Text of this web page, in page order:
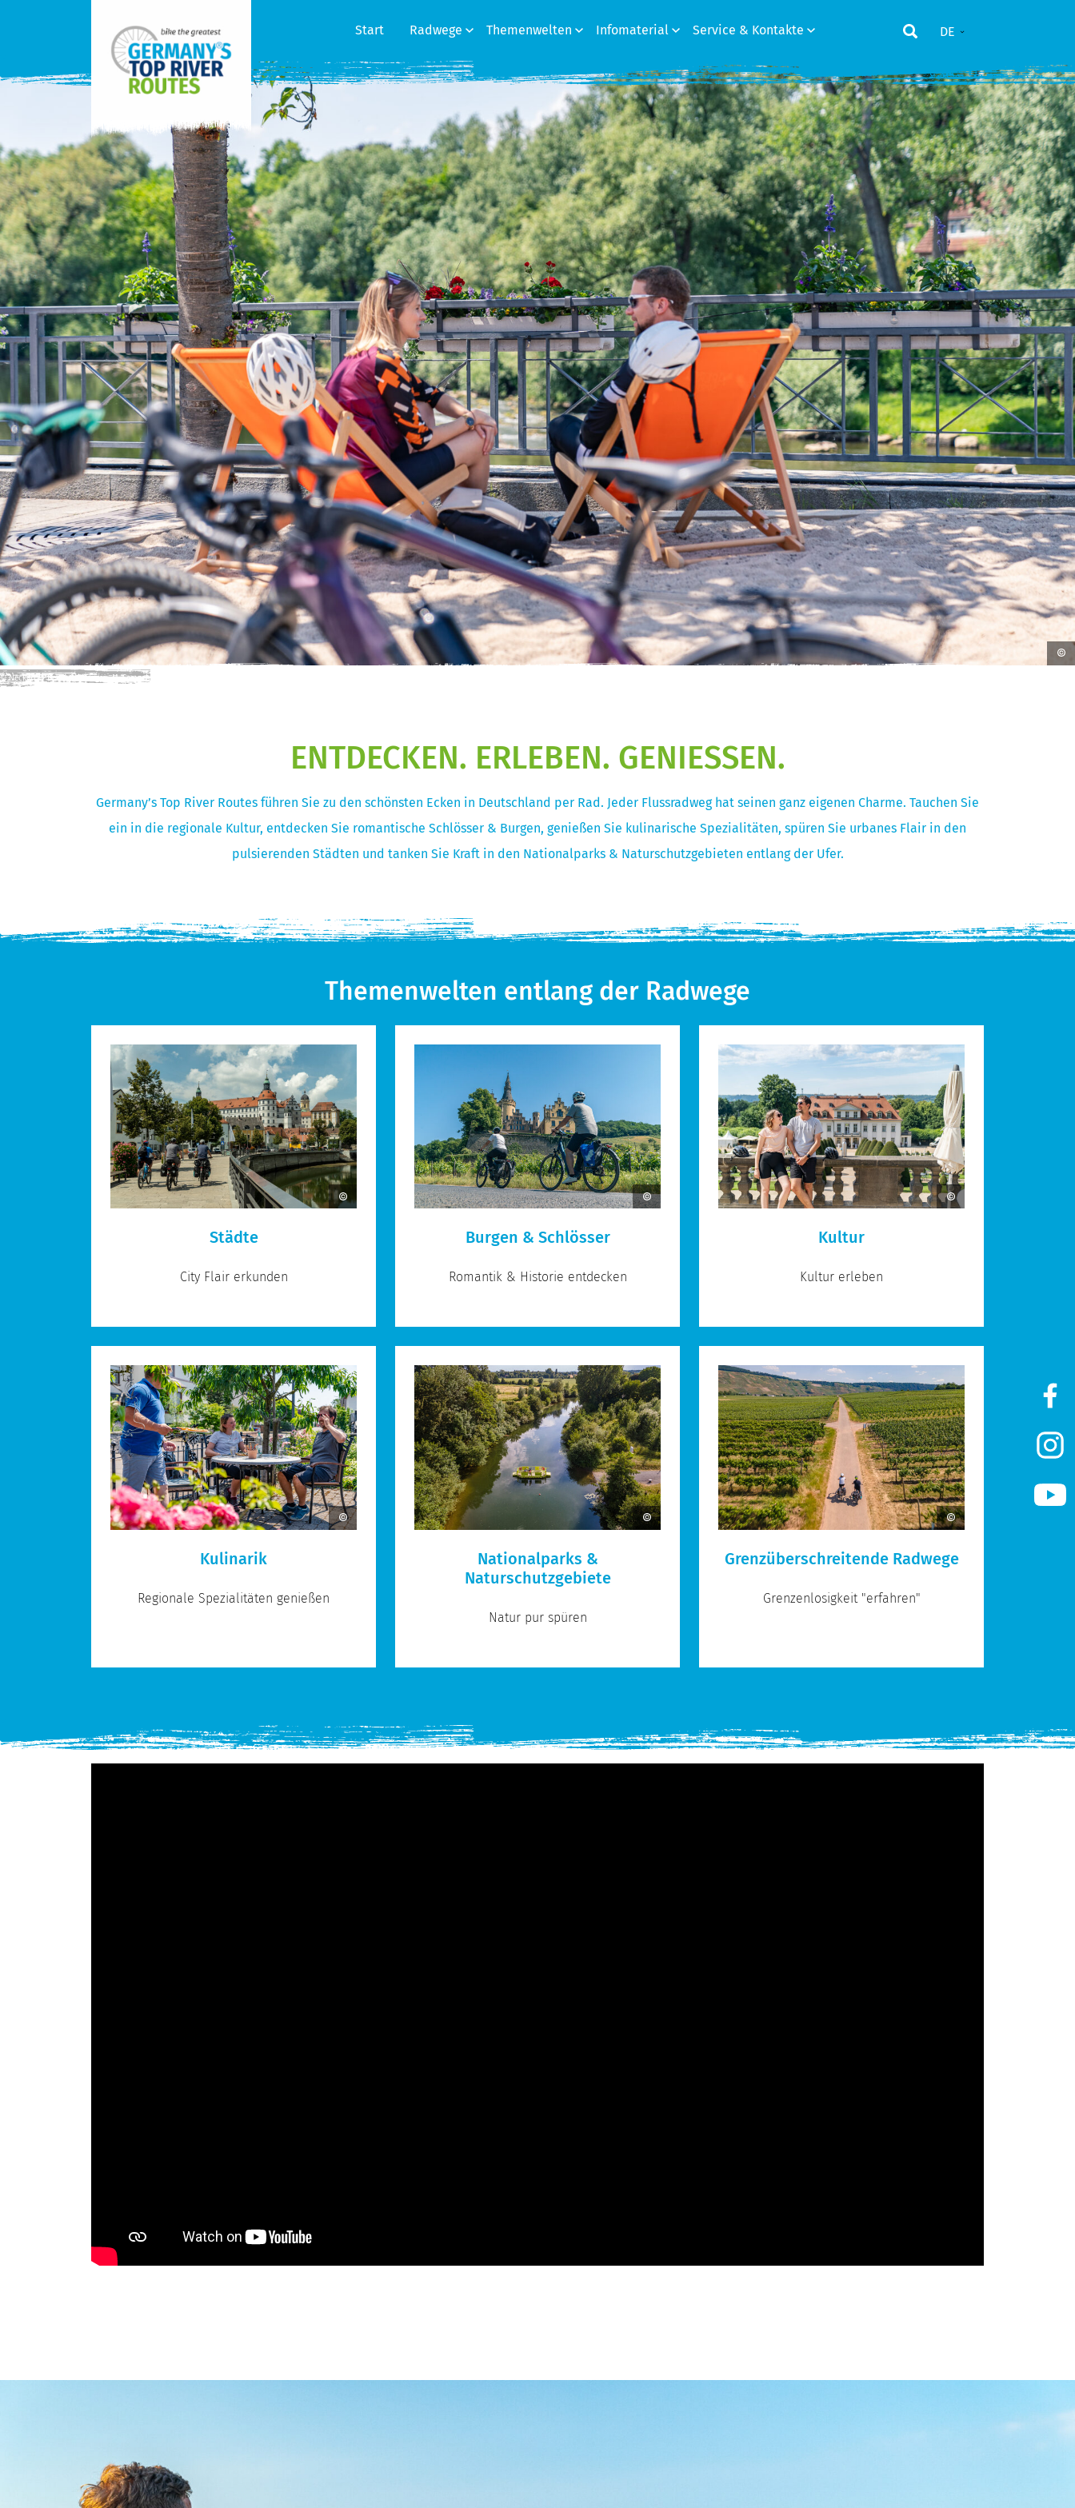
Start Radwege Themenwelten Infomaterial Service & Kontakte DE
ENTDECKEN. ERLEBEN. GENIESSEN.
Germany’s Top River Routes führen Sie zu den schönsten Ecken in Deutschland per Rad. Jeder Flussradweg hat seinen ganz eigenen Charme. Tauchen Sie
ein in die regionale Kultur, entdecken Sie romantische Schlösser & Burgen, genießen Sie kulinarische Spezialitäten, spüren Sie urbanes Flair in den
pulsierenden Städten und tanken Sie Kraft in den Nationalparks & Naturschutzgebieten entlang der Ufer.
Themenwelten entlang der Radwege
Städte
City Flair erkunden
Burgen & Schlösser
Romantik & Historie entdecken
Kultur
Kultur erleben
Kulinarik
Regionale Spezialitäten genießen
Nationalparks &
Naturschutzgebiete
Natur pur spüren
Grenzüberschreitende Radwege
Grenzenlosigkeit "erfahren"